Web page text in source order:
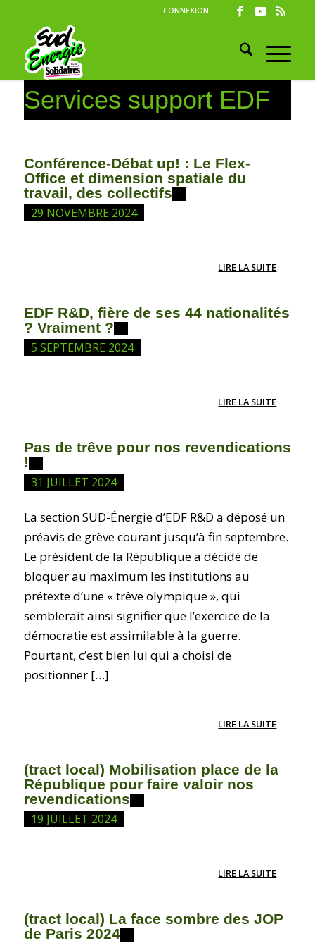
CONNEXION
Services support EDF
Conférence-Débat up! : Le Flex-
Office et dimension spatiale du
travail, des collectifs
29 NOVEMBRE 2024
LIRE LA SUITE
EDF R&D, fière de ses 44 nationalités
? Vraiment ?
5 SEPTEMBRE 2024
LIRE LA SUITE
Pas de trêve pour nos revendications
!
31 JUILLET 2024
La section SUD-Énergie d’EDF R&D a déposé un
préavis de grève courant jusqu’à fin septembre.
Le président de la République a décidé de
bloquer au maximum les institutions au
prétexte d’une « trêve olympique », qui
semblerait ainsi signifier que l’exercice de la
démocratie est assimilable à la guerre.
Pourtant, c’est bien lui qui a choisi de
positionner […]
LIRE LA SUITE
(tract local) Mobilisation place de la
République pour faire valoir nos
revendications
19 JUILLET 2024
LIRE LA SUITE
(tract local) La face sombre des JOP
de Paris 2024